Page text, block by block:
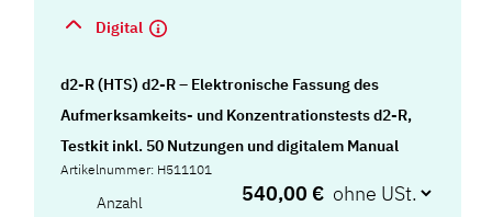
Digital
d2-R (HTS) d2-R – Elektronische Fassung des
Aufmerksamkeits- und Konzentrationstests d2-R,
Testkit inkl. 50 Nutzungen und digitalem Manual
Artikelnummer: H511101
Anzahl 540,00 €